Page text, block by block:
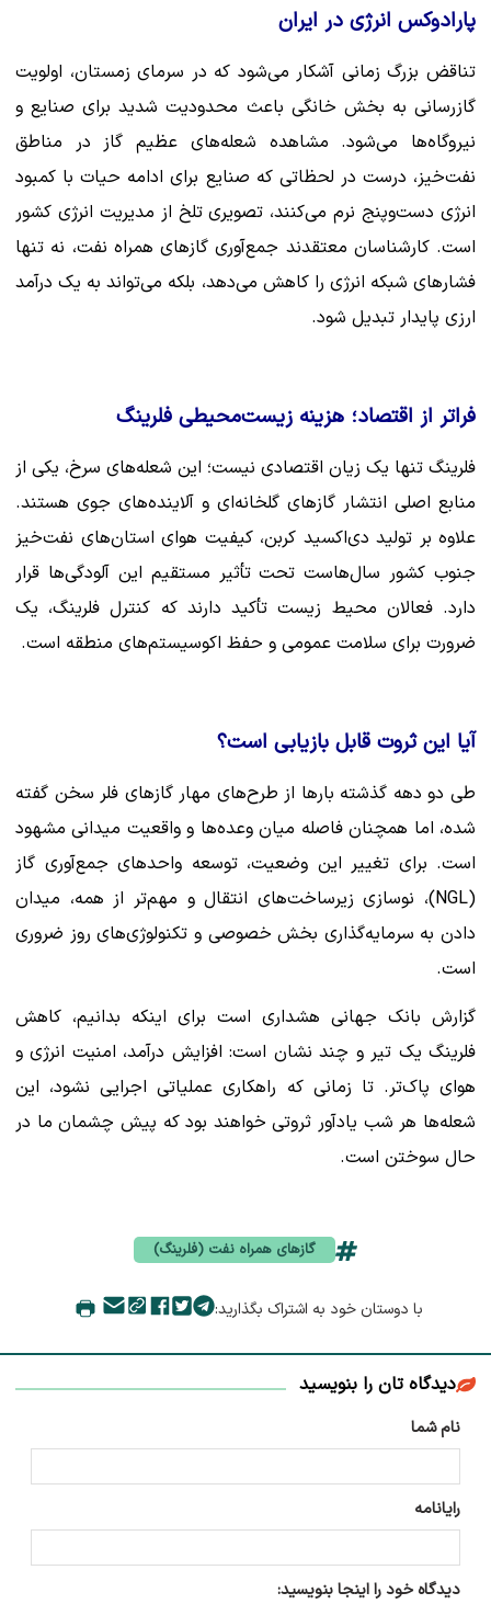
پارادوکس انرژی در ایران
تناقض بزرگ زمانی آشکار می‌شود که در سرمای زمستان، اولویت
گازرسانی به بخش خانگی باعث محدودیت شدید برای صنایع و
نیروگاه‌ها می‌شود. مشاهده شعله‌های عظیم گاز در مناطق
نفت‌خیز، درست در لحظاتی که صنایع برای ادامه حیات با کمبود
انرژی دست‌وپنج نرم می‌کنند، تصویری تلخ از مدیریت انرژی کشور
است. کارشناسان معتقدند جمع‌آوری گازهای همراه نفت، نه تنها
فشارهای شبکه انرژی را کاهش می‌دهد، بلکه می‌تواند به یک درآمد
ارزی پایدار تبدیل شود.
فراتر از اقتصاد؛ هزینه زیست‌محیطی فلرینگ
فلرینگ تنها یک زیان اقتصادی نیست؛ این شعله‌های سرخ، یکی از
منابع اصلی انتشار گازهای گلخانه‌ای و آلاینده‌های جوی هستند.
علاوه بر تولید دی‌اکسید کربن، کیفیت هوای استان‌های نفت‌خیز
جنوب کشور سال‌هاست تحت تأثیر مستقیم این آلودگی‌ها قرار
دارد. فعالان محیط زیست تأکید دارند که کنترل فلرینگ، یک
ضرورت برای سلامت عمومی و حفظ اکوسیستم‌های منطقه است.
آیا این ثروت قابل بازیابی است؟
طی دو دهه گذشته بارها از طرح‌های مهار گازهای فلر سخن گفته
شده، اما همچنان فاصله میان وعده‌ها و واقعیت میدانی مشهود
است. برای تغییر این وضعیت، توسعه واحدهای جمع‌آوری گاز
(NGL)، نوسازی زیرساخت‌های انتقال و مهم‌تر از همه، میدان
دادن به سرمایه‌گذاری بخش خصوصی و تکنولوژی‌های روز ضروری
است.
گزارش بانک جهانی هشداری است برای اینکه بدانیم، کاهش
فلرینگ یک تیر و چند نشان است: افزایش درآمد، امنیت انرژی و
هوای پاک‌تر. تا زمانی که راهکاری عملیاتی اجرایی نشود، این
شعله‌ها هر شب یادآور ثروتی خواهند بود که پیش چشمان ما در
حال سوختن است.
گازهای همراه نفت (فلرینگ)
با دوستان خود به اشتراک بگذارید:
دیدگاه تان را بنویسید
نام شما
رایانامه
دیدگاه خود را اینجا بنویسید: